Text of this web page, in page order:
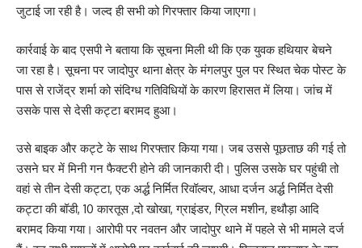
जुटाई जा रही है। जल्द ही सभी को गिरफ्तार किया जाएगा।
कार्रवाई के बाद एसपी ने बताया कि सूचना मिली थी कि एक युवक हथियार बेचने
जा रहा है। सूचना पर जादोपुर थाना क्षेत्र के मंगलपुर पुल पर स्थित चेक पोस्ट के
पास से राजेंद्र शर्मा को संदिग्ध गतिविधियों के कारण हिरासत में लिया। जांच में
उसके पास से देसी कट्टा बरामद हुआ।
उसे बाइक और कट्टे के साथ गिरफ्तार किया गया। जब उससे पूछताछ की गई तो
उसने घर में मिनी गन फैक्टरी होने की जानकारी दी। पुलिस उसके घर पहुंची तो
वहां से तीन देसी कट्टा, एक अर्द्ध निर्मित रिवॉल्वर, आधा दर्जन अर्द्ध निर्मित देसी
कट्टा की बॉडी, 10 कारतूस ,दो खोखा, ग्राइंडर, ग्रिल मशीन, हथौड़ा आदि
बरामद किया गया। आरोपी पर नवतन और जादोपुर थाने में पहले से भी मामले दर्ज